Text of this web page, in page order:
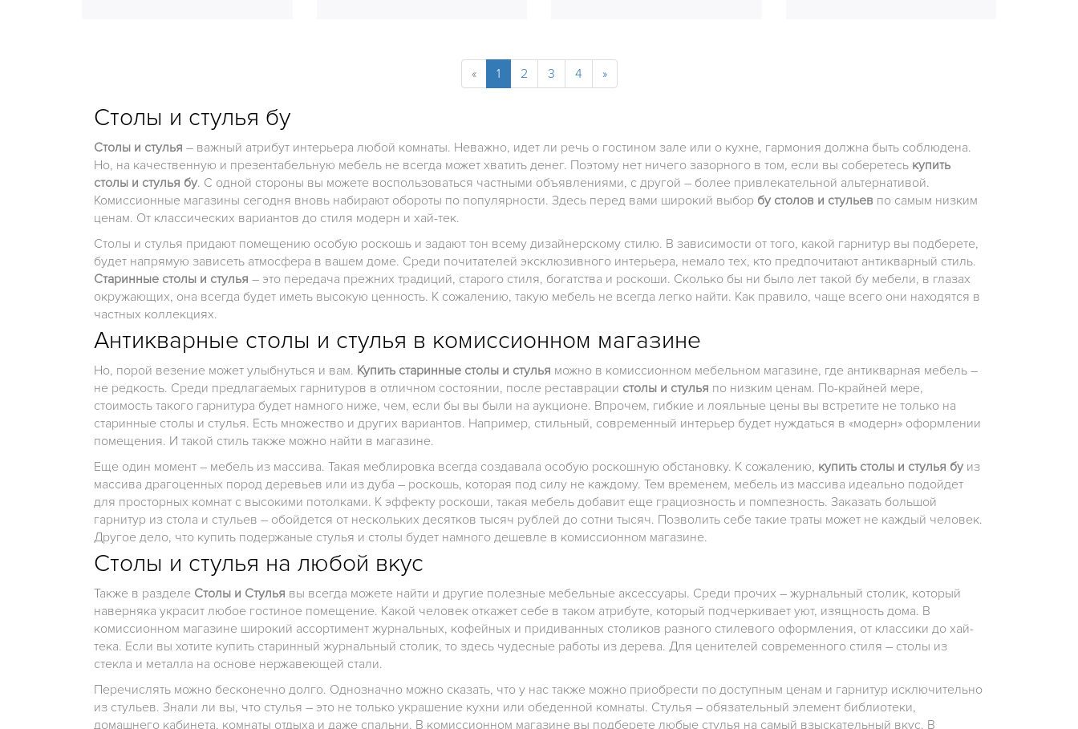
« 1 2 3 4 »
Столы и стулья бу
Столы и стулья – важный атрибут интерьера любой комнаты. Неважно, идет ли речь о гостином зале или о кухне, гармония должна быть соблюдена.
Но, на качественную и презентабельную мебель не всегда может хватить денег. Поэтому нет ничего зазорного в том, если вы соберетесь купить
столы и стулья бу. С одной стороны вы можете воспользоваться частными объявлениями, с другой – более привлекательной альтернативой.
Комиссионные магазины сегодня вновь набирают обороты по популярности. Здесь перед вами широкий выбор бу столов и стульев по самым низким
ценам. От классических вариантов до стиля модерн и хай-тек.
Столы и стулья придают помещению особую роскошь и задают тон всему дизайнерскому стилю. В зависимости от того, какой гарнитур вы подберете,
будет напрямую зависеть атмосфера в вашем доме. Среди почитателей эксклюзивного интерьера, немало тех, кто предпочитают антикварный стиль.
Старинные столы и стулья – это передача прежних традиций, старого стиля, богатства и роскоши. Сколько бы ни было лет такой бу мебели, в глазах
окружающих, она всегда будет иметь высокую ценность. К сожалению, такую мебель не всегда легко найти. Как правило, чаще всего они находятся в
частных коллекциях.
Антикварные столы и стулья в комиссионном магазине
Но, порой везение может улыбнуться и вам. Купить старинные столы и стулья можно в комиссионном мебельном магазине, где антикварная мебель –
не редкость. Среди предлагаемых гарнитуров в отличном состоянии, после реставрации столы и стулья по низким ценам. По-крайней мере,
стоимость такого гарнитура будет намного ниже, чем, если бы вы были на аукционе. Впрочем, гибкие и лояльные цены вы встретите не только на
старинные столы и стулья. Есть множество и других вариантов. Например, стильный, современный интерьер будет нуждаться в «модерн» оформлении
помещения. И такой стиль также можно найти в магазине.
Еще один момент – мебель из массива. Такая меблировка всегда создавала особую роскошную обстановку. К сожалению, купить столы и стулья бу из
массива драгоценных пород деревьев или из дуба – роскошь, которая под силу не каждому. Тем временем, мебель из массива идеально подойдет
для просторных комнат с высокими потолками. К эффекту роскоши, такая мебель добавит еще грациозность и помпезность. Заказать большой
гарнитур из стола и стульев – обойдется от нескольких десятков тысяч рублей до сотни тысяч. Позволить себе такие траты может не каждый человек.
Другое дело, что купить подержаные стулья и столы будет намного дешевле в комиссионном магазине.
Столы и стулья на любой вкус
Также в разделе Столы и Стулья вы всегда можете найти и другие полезные мебельные аксессуары. Среди прочих – журнальный столик, который
наверняка украсит любое гостиное помещение. Какой человек откажет себе в таком атрибуте, который подчеркивает уют, изящность дома. В
комиссионном магазине широкий ассортимент журнальных, кофейных и придиванных столиков разного стилевого оформления, от классики до хай-
тека. Если вы хотите купить старинный журнальный столик, то здесь чудесные работы из дерева. Для ценителей современного стиля – столы из
стекла и металла на основе нержавеющей стали.
Перечислять можно бесконечно долго. Однозначно можно сказать, что у нас также можно приобрести по доступным ценам и гарнитур исключительно
из стульев. Знали ли вы, что стулья – это не только украшение кухни или обеденной комнаты. Стулья – обязательный элемент библиотеки,
домашнего кабинета, комнаты отдыха и даже спальни. В комиссионном магазине вы подберете любые стулья на самый взыскательный вкус. В